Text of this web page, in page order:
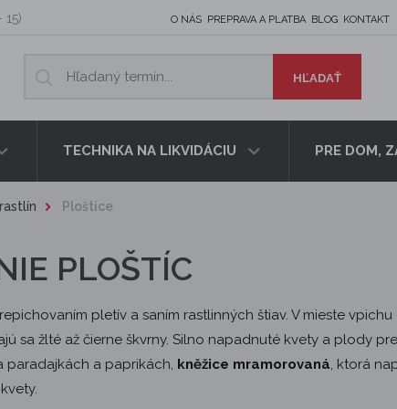
15) O NÁS PREPRAVA A PLATBA BLOG KONTAKT
TECHNIKA NA LIKVIDÁCIU PRE DOM,
Ploštice
PLOŠTÍC
pletív a saním rastlinných štiav. V mieste
sa žlté až čierne škvrny. Silno napadnuté kvety a plody
paradajkách a paprikách, kněžice mramorovaná, ktorá